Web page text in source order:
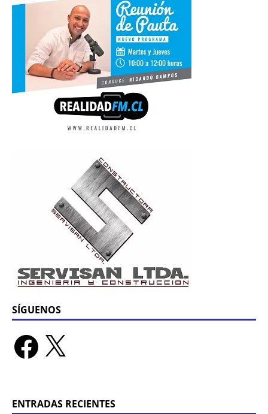
SÍGUENOS
ENTRADAS RECIENTES